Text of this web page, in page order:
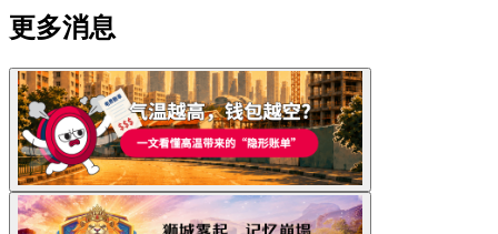
更多消息